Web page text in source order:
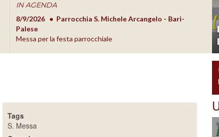
IN AGENDA
8/9/2026
Parrocchia S. Michele Arcangelo - Bari-
Palese
Messa per la festa parrocchiale
8/10/
Tags
S. Messa